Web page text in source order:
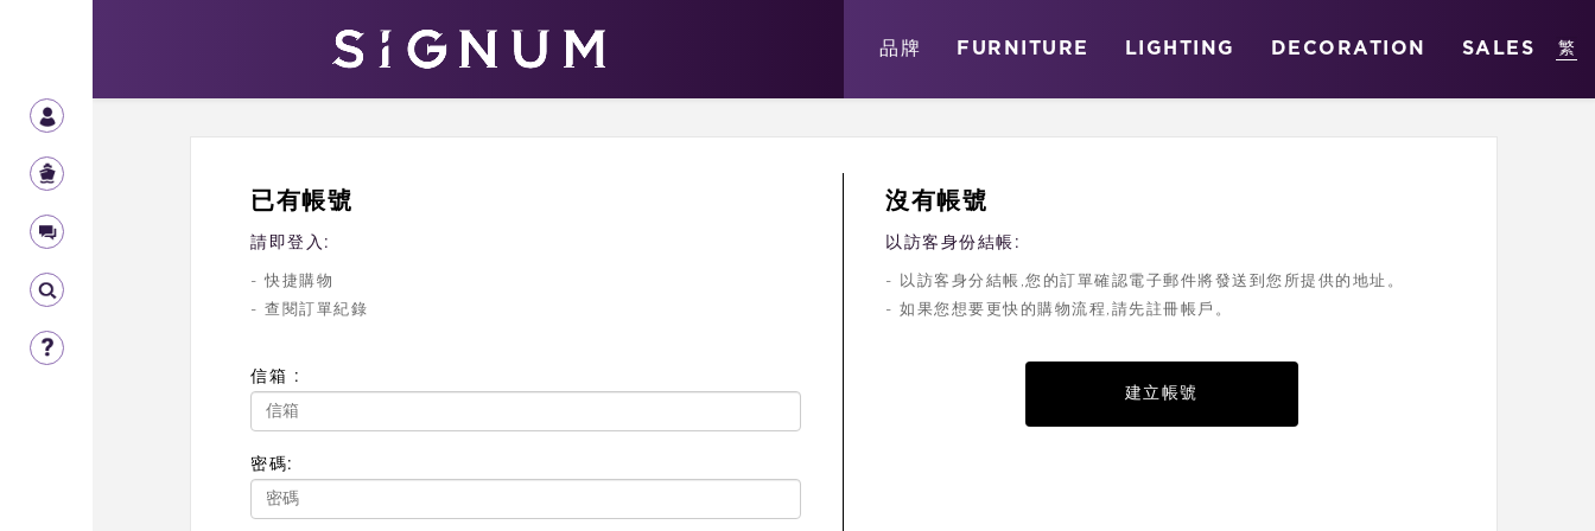
品牌 FURNITURE LIGHTING DECORATION SALES
已有帳號
請即登入:
- 快捷購物
- 查閱訂單紀錄
信箱 :
密碼:
沒有帳號
以訪客身份結帳:
- 以訪客身分結帳,您的訂單確認電子郵件將發送到您所提供的地址。
- 如果您想要更快的購物流程,請先註冊帳戶。
建立帳號